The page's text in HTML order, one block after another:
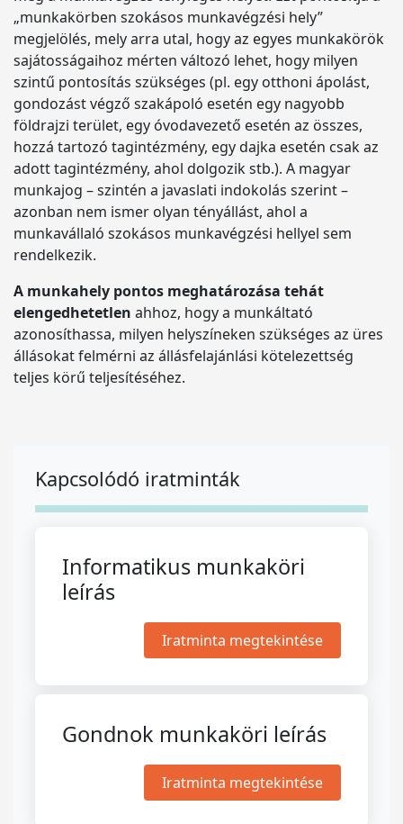
„munkakörben szokásos munkavégzési hely”
megjelölés, mely arra utal, hogy az egyes munkakörök
sajátosságaihoz mérten változó lehet, hogy milyen
szintű pontosítás szükséges (pl. egy otthoni ápolást,
gondozást végző szakápoló esetén egy nagyobb
földrajzi terület, egy óvodavezető esetén az összes,
hozzá tartozó tagintézmény, egy dajka esetén csak az
adott tagintézmény, ahol dolgozik stb.). A magyar
munkajog – szintén a javaslati indokolás szerint –
azonban nem ismer olyan tényállást, ahol a
munkavállaló szokásos munkavégzési hellyel sem
rendelkezik.
A munkahely pontos meghatározása tehát
elengedhetetlen ahhoz, hogy a munkáltató
azonosíthassa, milyen helyszíneken szükséges az üres
állásokat felmérni az állásfelajánlási kötelezettség
teljes körű teljesítéséhez.
Kapcsolódó iratminták
Informatikus munkaköri
leírás
Iratminta megtekintése
Gondnok munkaköri leírás
Iratminta megtekintése